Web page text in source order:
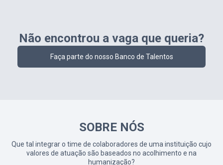
Não encontrou a vaga que queria?
Faça parte do nosso Banco de Talentos
SOBRE NÓS
Que tal integrar o time de colaboradores de uma instituição cujo
valores de atuação são baseados no acolhimento e na
humanização?